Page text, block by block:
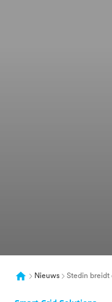
Nieuws Stedin breidt